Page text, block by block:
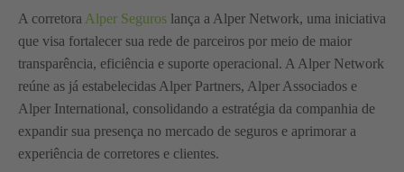
A corretora Alper Seguros lança a Alper Network, uma iniciativa
que visa fortalecer sua rede de parceiros por meio de maior
transparência, eficiência e suporte operacional. A Alper Network
reúne as já estabelecidas Alper Partners, Alper Associados e
Alper International, consolidando a estratégia da companhia de
expandir sua presença no mercado de seguros e aprimorar a
experiência de corretores e clientes.